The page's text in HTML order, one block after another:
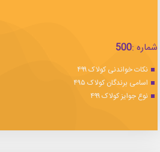
شماره :500
نکات خواندنی کولاک ۴۹۹
اسامی برندگان کولاک ۴۹۵
نوع جوایز کولاک ۴۹۹